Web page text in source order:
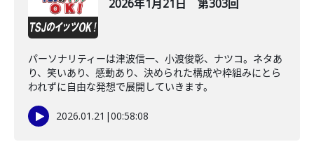
2026年1月21日 第303回
パーソナリティーは津波信一、小渡俊彰、ナツコ。ネタあ
り、笑いあり、感動あり、決められた構成や枠組みにとら
われずに自由な発想で展開していきます。
2026.01.21 |00:58:08